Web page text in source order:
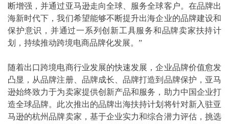
断增强，并通过亚马逊走向全球、服务全球客户。在品牌出
海新时代下，我们希望能够不断提升出海企业的品牌建设和
保护意识，并通过一系列创新工具服务和品牌卖家扶持计
划，持续推动跨境电商品牌化发展。”
随着出口跨境电商行业发展的快速发展，企业品牌价值愈发
凸显，从品牌注册、品牌成长、品牌打造到品牌保护，亚马
逊始终致力于为卖家提供创新产品和服务，助力中国企业打
造全球品牌。此次推出的品牌出海扶持计划将针对新入驻亚
马逊的杭州品牌卖家，基于企业实力和综合潜力评估，挑选